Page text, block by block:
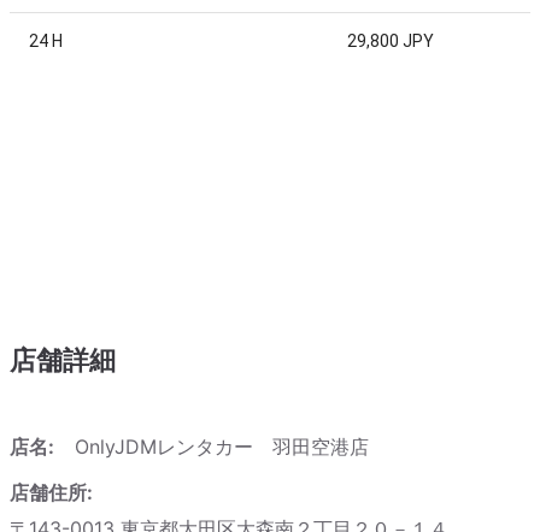
24 H 29,800 JPY
店舗詳細
店名:
OnlyJDMレンタカー 羽田空港店
店舗住所: